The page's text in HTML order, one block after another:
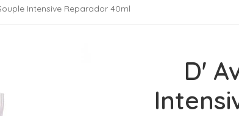
Intensive Reparador 40ml
D'